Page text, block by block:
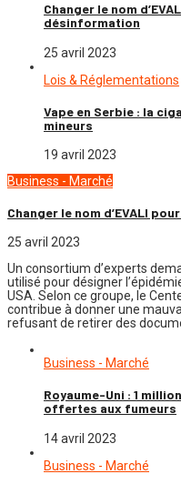
Changer le nom
désinformation
25 avril 2023
Lois & Réglementations
Vape en Serbie : la
mineurs
19 avril 2023
Business - Marché
Changer le nom d’EVALI
25 avril 2023
Un consortium d’experts
utilisé pour désigner
USA. Selon ce groupe, le
contribue à donner une
refusant de retirer des
Business - Marché
Royaume-Uni : 1
offertes aux fumeurs
14 avril 2023
Business - Marché